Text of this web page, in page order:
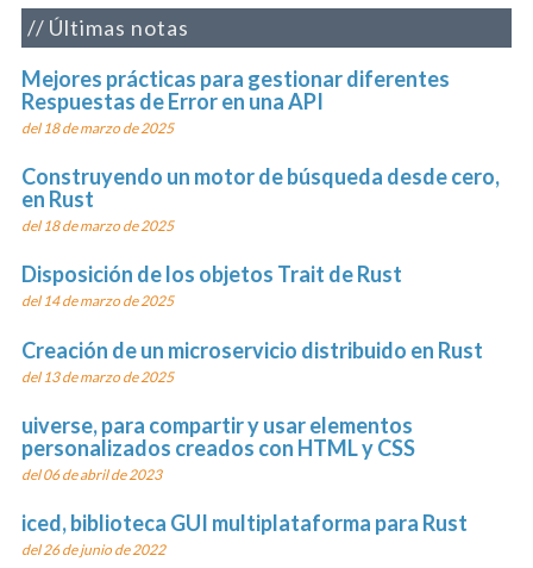
Últimas notas
Mejores prácticas para gestionar diferentes
Respuestas de Error en una API
del 18 de marzo de 2025
Construyendo un motor de búsqueda desde cero,
en Rust
del 18 de marzo de 2025
Disposición de los objetos Trait de Rust
del 14 de marzo de 2025
Creación de un microservicio distribuido en Rust
del 13 de marzo de 2025
uiverse, para compartir y usar elementos
personalizados creados con HTML y CSS
del 06 de abril de 2023
iced, biblioteca GUI multiplataforma para Rust
del 26 de junio de 2022